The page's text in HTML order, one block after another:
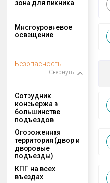
зона для пикника
Многоуровневое
освещение
Безопасность
Свернуть
Сотрудник
консьержа в
большинстве
подъездов
Огороженная
территория (двор и
дворовые
подъезды)
КПП на всех
въездах